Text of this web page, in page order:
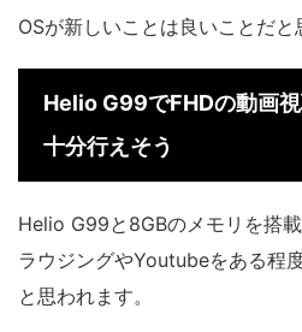
OSが新しいことは良いことだと
Helio G99でFHDの動画
十分行えそう
Helio G99と8GBのメモリを搭
ラウジングやYoutubeをある程
と思われます。